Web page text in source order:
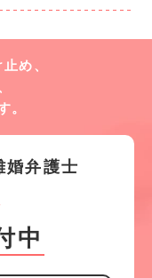
め、
。
婚弁護士
中